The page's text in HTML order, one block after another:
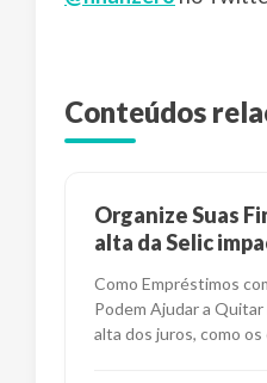
Conteúdos
Organize Suas
alta da Selic
Como Empréstimos
Podem Ajudar a
alta dos juros, como